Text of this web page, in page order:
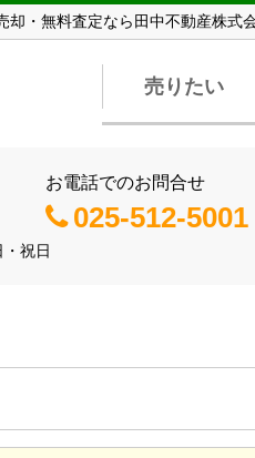
却・無料査定なら田中不動産株式
売りたい
お電話でのお問合せ
025-512-5001
祝日